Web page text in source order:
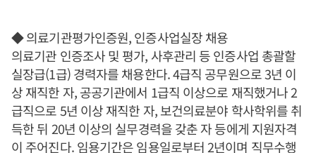
◆ 의료기관평가인증원, 인증사업실장 채용
의료기관 인증조사 및 평가, 사후관리 등 인증사업 총괄할
실장급(1급) 경력자를 채용한다. 4급직 공무원으로 3년 이
상 재직한 자, 공공기관에서 1급직 이상으로 재직했거나 2
급직으로 5년 이상 재직한 자, 보건의료분야 학사학위를 취
득한 뒤 20년 이상의 실무경력을 갖춘 자 등에게 지원자격
이 주어진다. 임용기간은 임용일로부터 2년이며 직무수행